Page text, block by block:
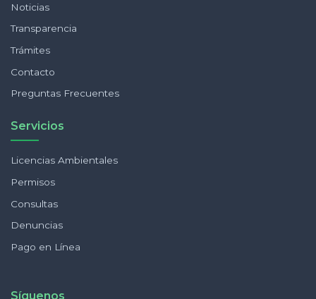
Noticias
Transparencia
Trámites
Contacto
Preguntas Frecuentes
Servicios
Licencias Ambientales
Permisos
Consultas
Denuncias
Pago en Línea
Síguenos